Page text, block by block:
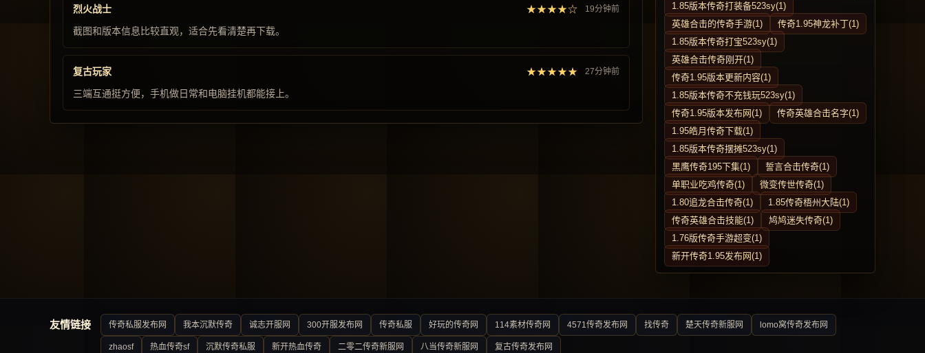
烈火战士 ★★★★☆ 19分钟前
截图和版本信息比较直观，适合先看清楚再下载。
复古玩家 ★★★★★ 27分钟前
三端互通挺方便，手机做日常和电脑挂机都能接上。
1.85版本传奇打装备523sy(1)
英雄合击的传奇手游(1)
传奇1.95神龙补丁(1)
1.85版本传奇打宝523sy(1)
英雄合击传奇刚开(1)
传奇1.95版本更新内容(1)
1.85版本传奇不充钱玩523sy(1)
传奇1.95版本发布网(1)
传奇英雄合击名字(1)
1.95皓月传奇下载(1)
1.85版本传奇摆摊523sy(1)
黑鹰传奇195下集(1)
誓言合击传奇(1)
单职业吃鸡传奇(1)
微变传世传奇(1)
1.80追龙合击传奇(1)
1.85传奇梧州大陆(1)
传奇英雄合击技能(1)
鸠鸠迷失传奇(1)
1.76版传奇手游超变(1)
新开传奇1.95发布网(1)
友情链接 传奇私服发布网 我本沉默传奇 诚志开服网 300开服发布网 传奇私服 好玩的传奇网 114素材传奇网 4571传奇发布网 找传奇 楚天传奇新服网 lomo窝传奇发布网
zhaosf 热血传奇sf 沉默传奇私服 新开热血传奇 二零二传奇新服网 八当传奇新服网 复古传奇发布网